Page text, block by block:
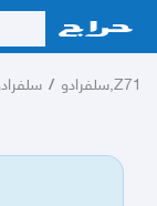
سلفرادو / سلفرادو,Z71